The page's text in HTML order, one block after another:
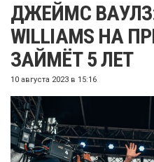
ДЖЕЙМС
WILLIAMS НА
ЗАЙМЁТ 5 ЛЕТ
10 августа 2023 в 15:16